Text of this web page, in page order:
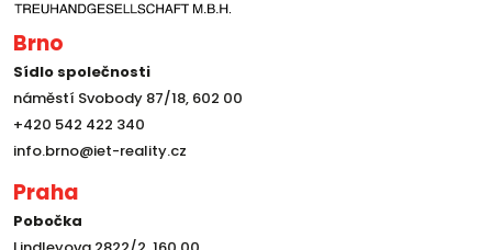
Brno
Sídlo společnosti
náměstí Svobody 87/18, 602 00
+420 542 422 340
info.brno@iet-reality.cz
Praha
Pobočka